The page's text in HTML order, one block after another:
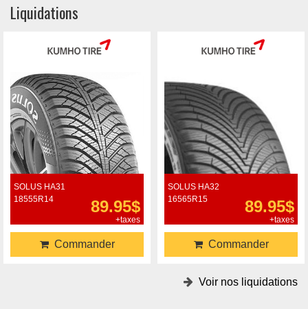
Liquidations
SOLUS HA31
18555R14
89.95$
+taxes
Commander
SOLUS HA32
16565R15
89.95$
+taxes
Commander
Voir nos liquidations